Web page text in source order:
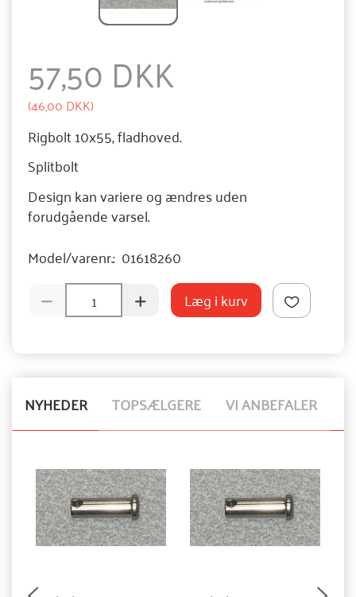
57,50 DKK
(46,00 DKK)
Rigbolt 10x55, fladhoved.
Splitbolt
Design kan variere og ændres uden
forudgående varsel.
Model/varenr.: 01618260
Læg i kurv
NYHEDER TOPSÆLGERE VI ANBEFALER